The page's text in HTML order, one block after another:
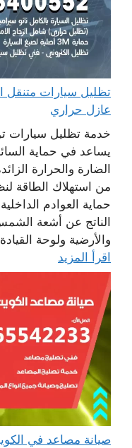
عازل حراري
خدمة تظليل سيارات
يساعد في حماية
الضارة والحرارة
من استهلاك الطاقة
حماية العوادم
الناتج عن أشعة
والأرضية ولوحة
اقرأ المزيد